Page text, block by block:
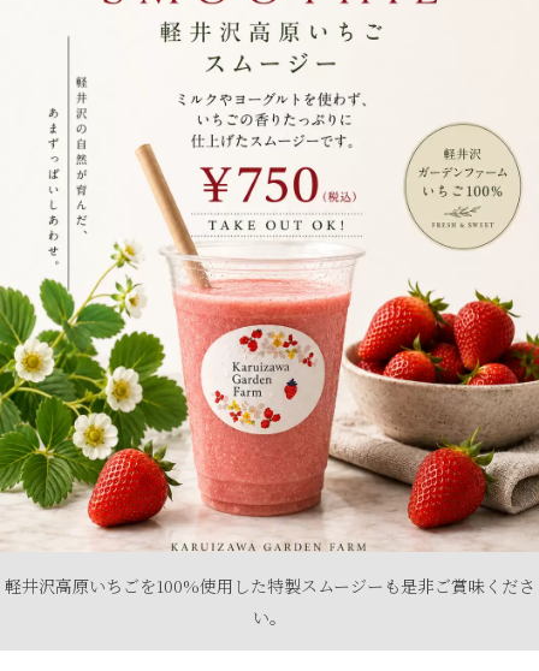
軽井沢高原いちごを100%使用した特製スムージーも是非ご賞味くださ
い。